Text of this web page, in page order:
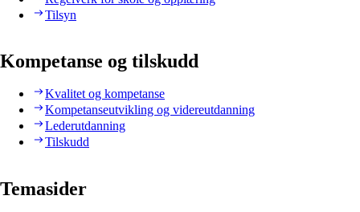
Tilsyn
Kompetanse og tilskudd
Kvalitet og kompetanse
Kompetanseutvikling og videreutdanning
Lederutdanning
Tilskudd
Temasider